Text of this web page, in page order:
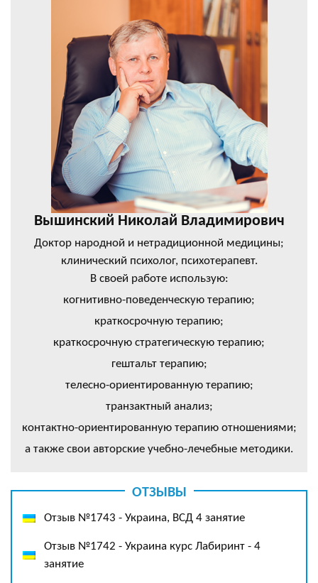
Вышинский Николай Владимирович
Доктор народной и нетрадиционной медицины;
клинический психолог, психотерапевт.
В своей работе использую:
когнитивно-поведенческую терапию;
краткосрочную терапию;
краткосрочную стратегическую терапию;
гештальт терапию;
телесно-ориентированную терапию;
транзактный анализ;
контактно-ориентированную терапию отношениями;
а также свои авторские учебно-лечебные методики.
ОТЗЫВЫ
Отзыв №1743 - Украина, ВСД 4 занятие
Отзыв №1742 - Украина курс Лабиринт - 4
занятие